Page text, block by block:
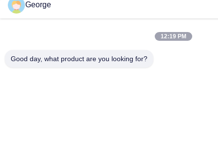
George
12:19 PM
Good day, what product are you looking for?